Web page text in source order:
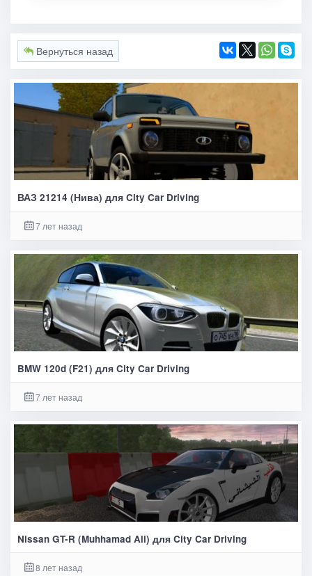
Вернуться назад
ВАЗ 21214 (Нива) для City Car Driving
7 лет назад
BMW 120d (F21) для City Car Driving
7 лет назад
Nissan GT-R (Muhhamad Ali) для City Car Driving
8 лет назад